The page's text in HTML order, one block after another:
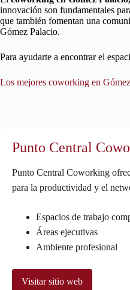
innovación son fundamentales
que también fomentan una
Gómez Palacio.
Para ayudarte a encontrar el
Los mejores coworking en
Punto Central
Punto Central Coworking
para la productividad y el
Espacios de trabajo
Áreas ejecutivas
Ambiente profesional
Visitar sitio web